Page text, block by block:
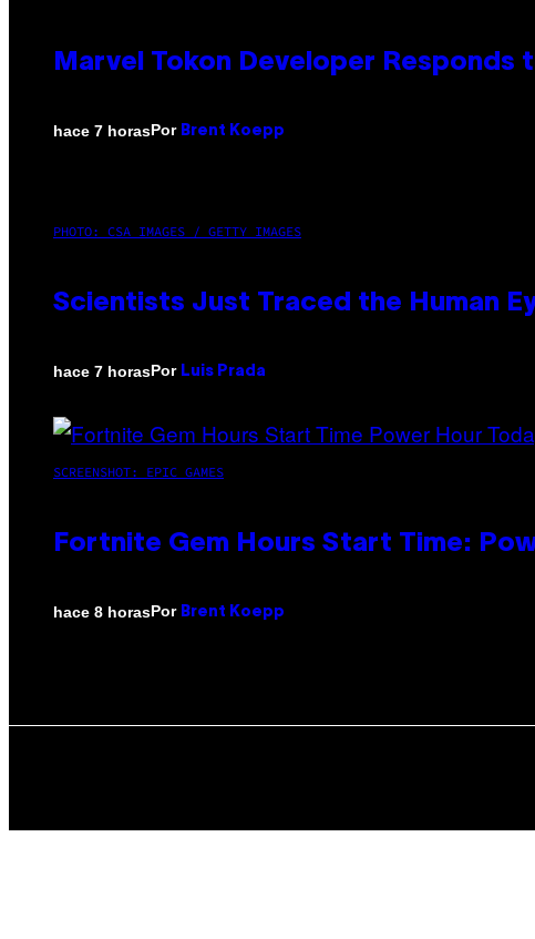
Marvel Tokon Developer Responds
hace 7 horasPor Brent Koepp
PHOTO: CSA IMAGES / GETTY IMAGES
Scientists Just Traced the Human
hace 7 horasPor Luis Prada
SCREENSHOT: EPIC GAMES
Fortnite Gem Hours Start Time:
hace 8 horasPor Brent Koepp